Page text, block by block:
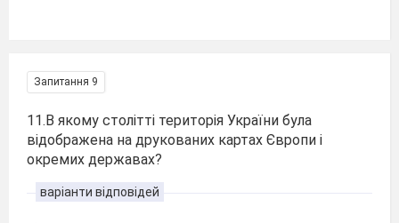
Запитання 9
11.В якому столітті територія України була
відображена на друкованих картах Європи і
окремих державах?
варіанти відповідей